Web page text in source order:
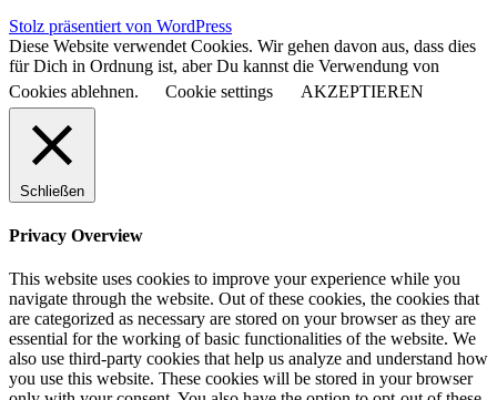
Stolz präsentiert von WordPress
Diese Website verwendet Cookies. Wir gehen davon aus, dass dies
für Dich in Ordnung ist, aber Du kannst die Verwendung von
Cookies ablehnen.
Cookie settings AKZEPTIEREN
Schließen
Privacy Overview
This website uses cookies to improve your experience while you
navigate through the website. Out of these cookies, the cookies that
are categorized as necessary are stored on your browser as they are
essential for the working of basic functionalities of the website. We
also use third-party cookies that help us analyze and understand how
you use this website. These cookies will be stored in your browser